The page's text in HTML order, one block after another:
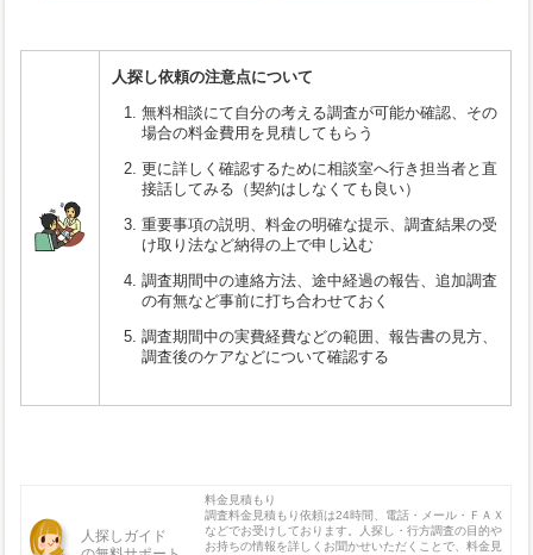
人探し依頼の注意点について
無料相談にて自分の考える調査が可能か確認、その
場合の料金費用を見積してもらう
更に詳しく確認するために相談室へ行き担当者と直
接話してみる（契約はしなくても良い）
重要事項の説明、料金の明確な提示、調査結果の受
け取り法など納得の上で申し込む
調査期間中の連絡方法、途中経過の報告、追加調査
の有無など事前に打ち合わせておく
調査期間中の実費経費などの範囲、報告書の見方、
調査後のケアなどについて確認する
人探しガイド
料金見積もり
調査料金見積もり依頼は24時間、電話・メール・ＦＡＸ
などでお受けしております。人探し・行方調査の目的や
お持ちの情報を詳しくお聞かせいただくことで、料金見